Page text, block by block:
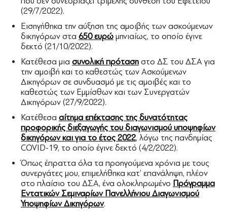
(29/7/2022).
Εισηγήθηκα την αύξηση της αμοιβής των ασκούμενων
δικηγόρων στα 650 ευρώ μηνιαίως, το οποίο έγινε
δεκτό (21/10/2022).
Κατέθεσα μια συνολική πρόταση στο ΔΣ του ΔΣΑ για
την αμοιβή και το καθεστώς των Ασκούμενων
Δικηγόρων σε συνδυασμό με τις αμοιβές και το
καθεστώς των Εμμίσθων και των Συνεργατών
Δικηγόρων (27/9/2022).
Κατέθεσα αίτημα επέκτασης της δυνατότητας
προφορικής διεξαγωγής του διαγωνισμού υποψηφίων
δικηγόρων και για το έτος 2022, λόγω της πανδημίας
COVID-19, το οποίο έγινε δεκτό (4/2/2022).
Όπως έπραττα όλα τα προηγούμενα χρόνια με τους
συνεργάτες μου, επιμελήθηκα κατ’ επανάληψη, πλέον
στο πλαίσιο του ΔΣΑ, ένα ολοκληρωμένο Πρόγραμμα
Εντατικών Σεμιναρίων Πανελλήνιου Διαγωνισμού
Υποψηφίων Δικηγόρων.